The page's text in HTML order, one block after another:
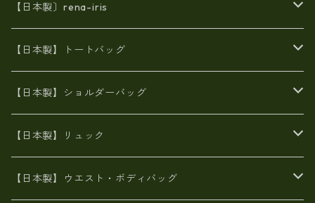
【日本製〕rena-iris
エナメル（パテント）レザー
牛革製品トート・ショルダー
牛革製品リュック
【日本製】トートバッグ
火山灰染めバッグ
8号帆布
豊岡製
ヌメ革バッグ
Ａ3サイズ
オイルレザー
【日本製】ショルダーバッグ
漂流ロープバッグ
6号蝋引き帆布
火山灰染めバッグ
【日本製】リュック
帆布
【日本製】ウエスト・ボディバッグ